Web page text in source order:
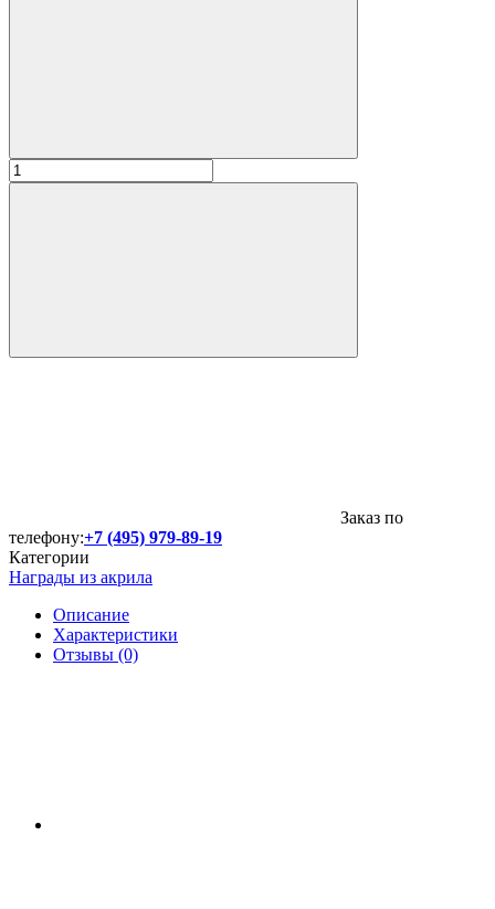
Заказ по
телефону:+7 (495) 979-89-19
Категории
Награды из акрила
Описание
Характеристики
Отзывы (0)